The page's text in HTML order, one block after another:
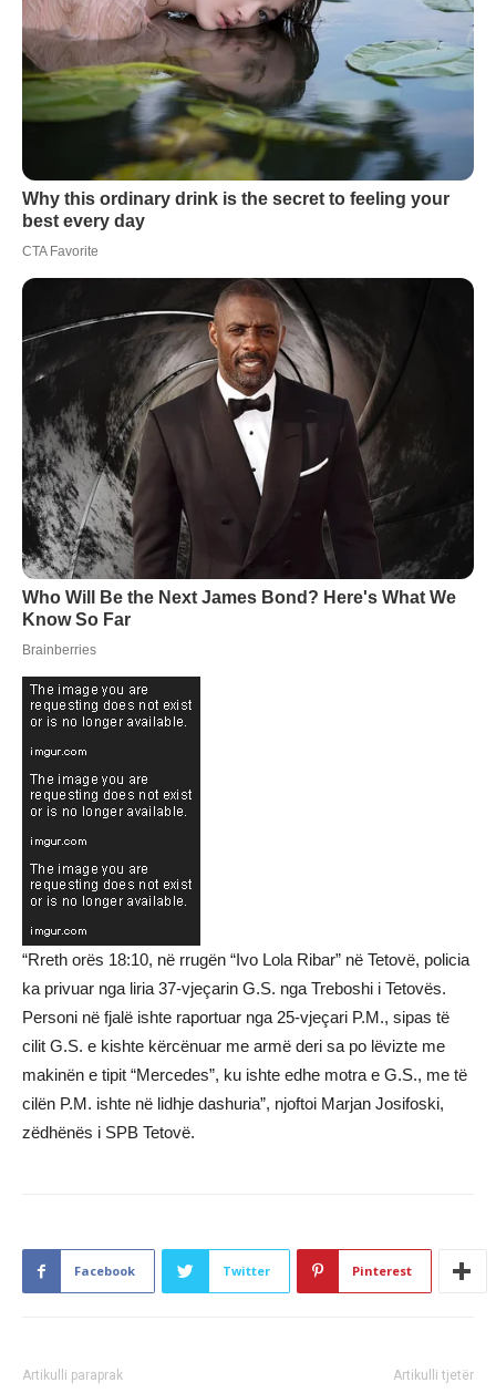
“Rreth orës 18:10, në rrugën “Ivo Lola Ribar” në Tetovë, policia
ka privuar nga liria 37-vjeçarin G.S. nga Treboshi i Tetovës.
Personi në fjalë ishte raportuar nga 25-vjeçari P.M., sipas të
cilit G.S. e kishte kërcënuar me armë deri sa po lëvizte me
makinën e tipit “Mercedes”, ku ishte edhe motra e G.S., me të
cilën P.M. ishte në lidhje dashuria”, njoftoi Marjan Josifoski,
zëdhënës i SPB Tetovë.
Facebook Twitter Pinterest
Artikulli paraprak Artikulli tjetër